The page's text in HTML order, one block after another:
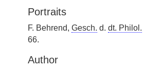
Portraits
F. Behrend, Gesch. d. dt. Philol.
66.
Author